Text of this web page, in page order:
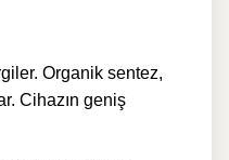
Organik sentez,
Cihazın geniş